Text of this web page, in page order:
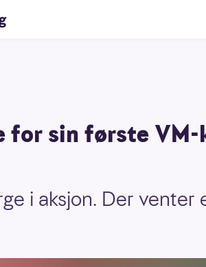
for sin første
i aksjon. Der venter